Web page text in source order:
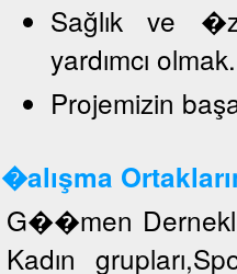
Sağlık ve
yardımcı olmak.
Projemizin
�alışma
G��men
Kadın